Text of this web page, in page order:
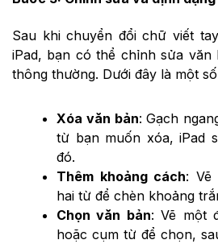
Sau khi chuyển đổi chữ viết
iPad, bạn có thể chỉnh sửa
thông thường. Dưới đây là một
Xóa văn bản: Gạch
từ bạn muốn xóa, iPad
đó.
Thêm khoảng cách: Vẽ
hai từ để chèn khoảng
Chọn văn bản: Vẽ một
hoặc cụm từ để chọn,